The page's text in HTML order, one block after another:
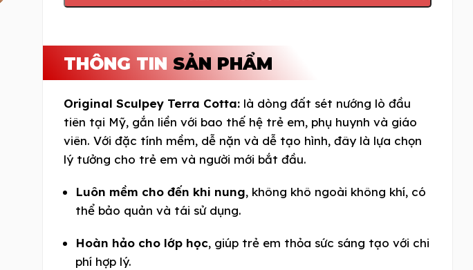
THÔNG TIN SẢN PHẨM
Original Sculpey Terra Cotta: là dòng đất sét nướng lò đầu
tiên tại Mỹ, gắn liền với bao thế hệ trẻ em, phụ huynh và giáo
viên. Với đặc tính mềm, dễ nặn và dễ tạo hình, đây là lựa chọn
lý tưởng cho trẻ em và người mới bắt đầu.
Luôn mềm cho đến khi nung, không khô ngoài không khí, có
thể bảo quản và tái sử dụng.
Hoàn hảo cho lớp học, giúp trẻ em thỏa sức sáng tạo với chi
phí hợp lý.